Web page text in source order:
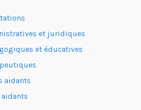
et juridiques
et éducatives
aidants